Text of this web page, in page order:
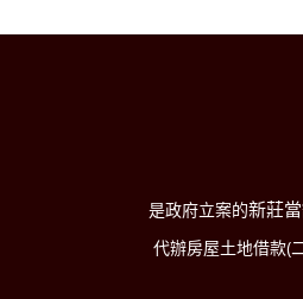
是政府立案的新莊
代辦房屋土地借款(